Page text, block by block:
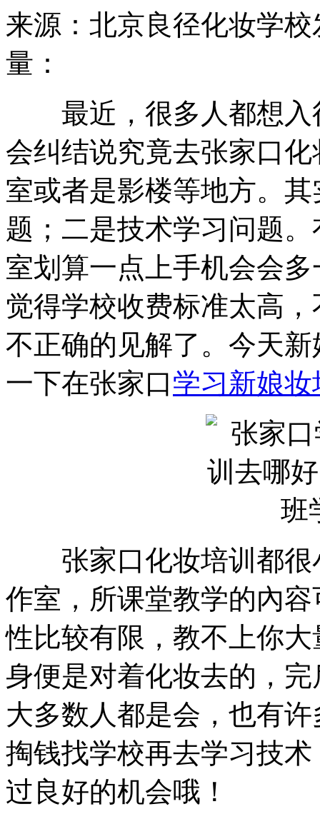
来源：北京良径化妆学校
量：
最近，很多人都想入
会纠结说究竟去张家口
室或者是影楼等地方。
题；二是技术学习问题
室划算一点上手机会会
觉得学校收费标准太高
不正确的见解了。今天
一下在张家口学习新娘妆
张家口化妆培训都很
作室，所课堂教学的內
性比较有限，教不上你
身便是对着化妆去的，
大多数人都是会，也有
掏钱找学校再去学习技
过良好的机会哦！